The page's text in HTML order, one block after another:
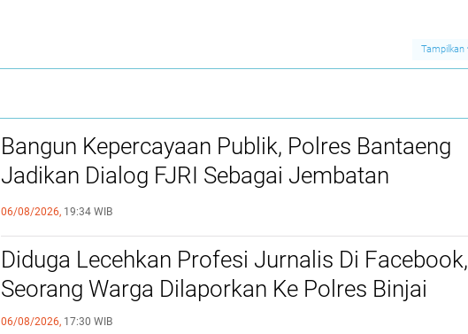
Tunai (BLT) Dana Desa
Pemerintah.
Organisasi dan
Ketahanan Bisnis
Tampilkan
Bangun Kepercayaan Publik, Polres Bantaeng
Jadikan Dialog FJRI Sebagai Jembatan
Komunikasi
06/08/2026, 19:34 WIB
Diduga Lecehkan Profesi Jurnalis Di Facebook,
Seorang Warga Dilaporkan Ke Polres Binjai
06/08/2026, 17:30 WIB